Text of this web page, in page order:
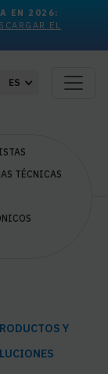
EN 2026:
EL
ES
TÉCNICAS
Y